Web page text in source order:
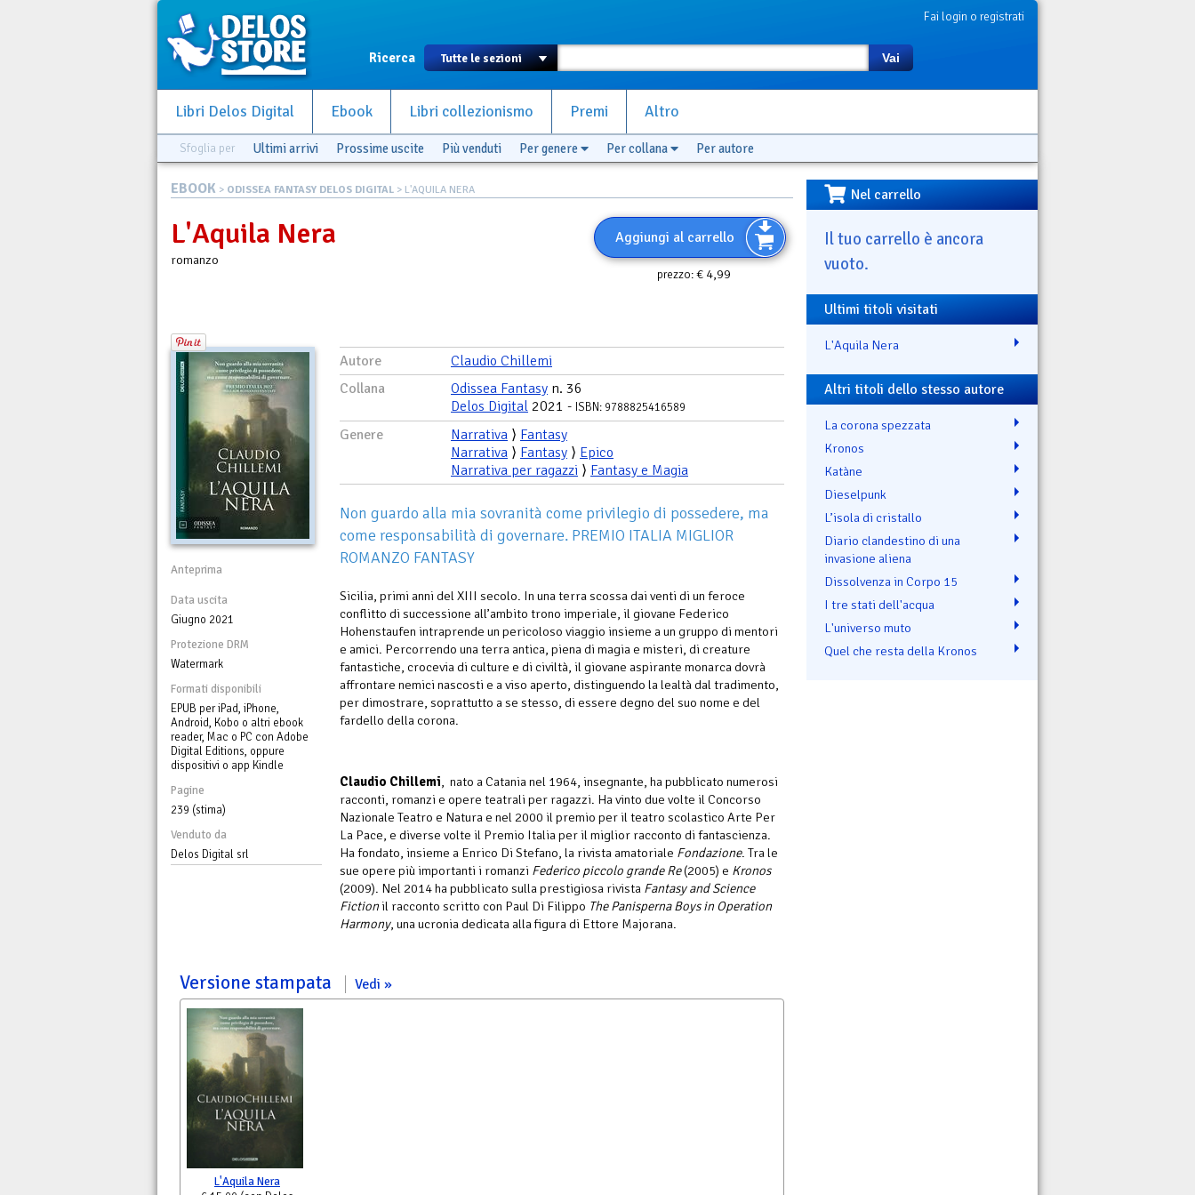
Fai login o registrati
Ricerca Vai
Libri Delos Digital Ebook Libri collezionismo Premi Altro
Sfoglia per Ultimi arrivi Prossime uscite Più venduti Per genere Per collana Per autore
EBOOK > ODISSEA FANTASY DELOS DIGITAL > L'AQUILA NERA
Aggiungi al carrello
prezzo:€ 4,99
L'Aquila Nera
romanzo
Anteprima
Data uscita
Giugno 2021
Protezione DRM
Watermark
Formati disponibili
EPUB per iPad, iPhone,
Android, Kobo o altri ebook
reader, Mac o PC con Adobe
Digital Editions, oppure
dispositivi o app Kindle
Pagine
239 (stima)
Venduto da
Delos Digital srl
Autore
Claudio Chillemi
Collana
Odissea Fantasy n. 36
Delos Digital 2021 - ISBN: 9788825416589
Genere Narrativa ⟩ Fantasy
Narrativa ⟩ Fantasy ⟩ Epico
Narrativa per ragazzi ⟩ Fantasy e Magia
Non guardo alla mia sovranità come privilegio di possedere, ma
come responsabilità di governare. PREMIO ITALIA MIGLIOR
ROMANZO FANTASY
Sicilia, primi anni del XIII secolo. In una terra scossa dai venti di un feroce
conflitto di successione all’ambito trono imperiale, il giovane Federico
Hohenstaufen intraprende un pericoloso viaggio insieme a un gruppo di mentori
e amici. Percorrendo una terra antica, piena di magia e misteri, di creature
fantastiche, crocevia di culture e di civiltà, il giovane aspirante monarca dovrà
affrontare nemici nascosti e a viso aperto, distinguendo la lealtà dal tradimento,
per dimostrare, soprattutto a se stesso, di essere degno del suo nome e del
fardello della corona.
Claudio Chillemi, nato a Catania nel 1964, insegnante, ha pubblicato numerosi
racconti, romanzi e opere teatrali per ragazzi. Ha vinto due volte il Concorso
Nazionale Teatro e Natura e nel 2000 il premio per il teatro scolastico Arte Per
La Pace, e diverse volte il Premio Italia per il miglior racconto di fantascienza.
Ha fondato, insieme a Enrico Di Stefano, la rivista amatoriale Fondazione. Tra le
sue opere più importanti i romanzi Federico piccolo grande Re(2005) e Kronos
(2009). Nel 2014 ha pubblicato sulla prestigiosa rivista Fantasy and Science
Fiction il racconto scritto con Paul Di Filippo The Panisperna Boys in Operation
Harmony, una ucronia dedicata alla figura di Ettore Majorana.
Versione stampata Vedi
L'Aquila Nera
Nel carrello
Il tuo carrello è ancora
vuoto.
Ultimi titoli visitati
L'Aquila Nera
Altri titoli dello stesso autore
La corona spezzata
Kronos
Katàne
Dieselpunk
L’isola di cristallo
Diario clandestino di una
invasione aliena
Dissolvenza in Corpo 15
I tre stati dell'acqua
L'universo muto
Quel che resta della Kronos